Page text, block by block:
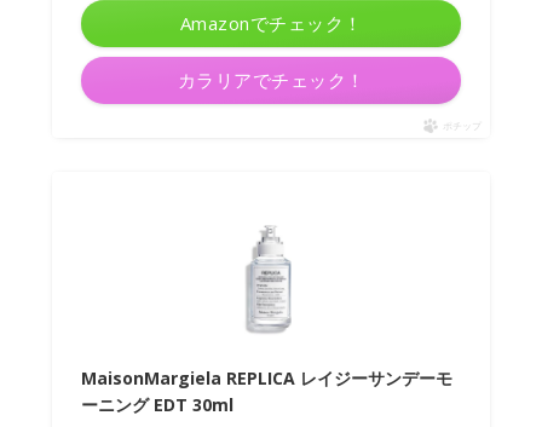
Amazonでチェック！
カラリアでチェック！
ポチップ
MaisonMargiela REPLICA レイジーサンデーモ
ーニング EDT 30ml